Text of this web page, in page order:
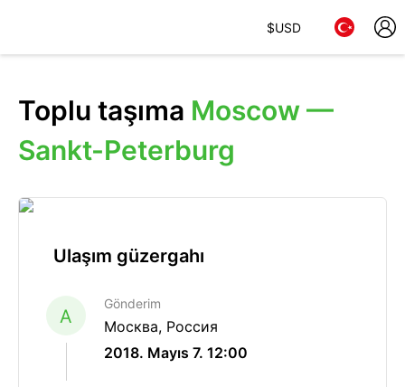
$USD
Toplu taşıma Moscow —
Sankt-Peterburg
Ulaşım güzergahı
A
Gönderim
Москва, Россия
2018. Mayıs 7. 12:00